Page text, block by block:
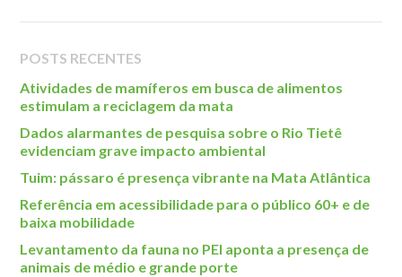
Na mídia
Contato
Contato
Como chegar
Assessoria de Imprensa
POSTS RECENTES
Atividades de mamíferos em busca de alimentos
estimulam a reciclagem da mata
Dados alarmantes de pesquisa sobre o Rio Tietê
evidenciam grave impacto ambiental
Tuim: pássaro é presença vibrante na Mata Atlântica
Referência em acessibilidade para o público 60+ e de
baixa mobilidade
Levantamento da fauna no PEI aponta a presença de
animais de médio e grande porte